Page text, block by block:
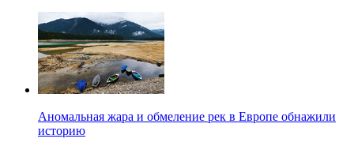
Аномальная жара и обмеление рек в Европе обнажили
историю